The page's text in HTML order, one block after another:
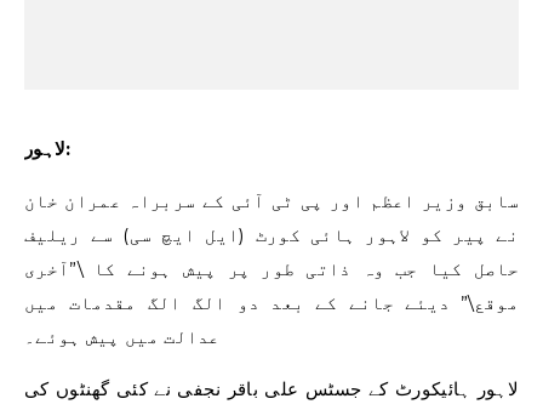
لاہور:
سابق وزیر اعظم اور پی ٹی آئی کے سربراہ عمران خان
نے پیر کو لاہور ہائی کورٹ (ایل ایچ سی) سے ریلیف
حاصل کیا جب وہ ذاتی طور پر پیش ہونے کا \”آخری
موقع\” دیئے جانے کے بعد دو الگ الگ مقدمات میں
عدالت میں پیش ہوئے۔
لاہور ہائیکورٹ کے جسٹس علی باقر نجفی نے کئی گھنٹوں کی